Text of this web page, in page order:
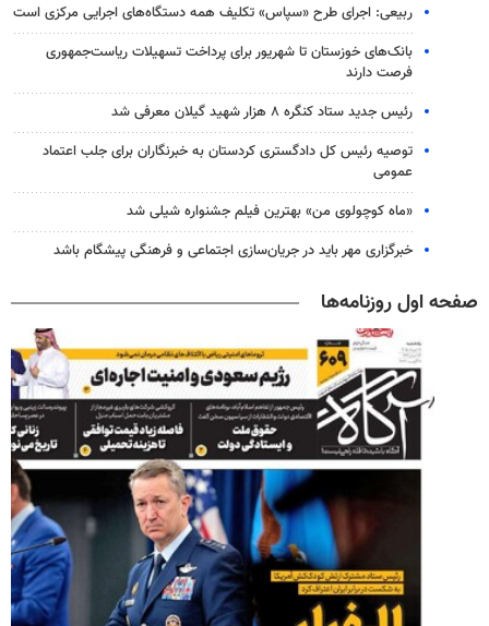
ربیعی: اجرای طرح «سپاس» تکلیف همه دستگاه‌های اجرایی مرکزی است
بانک‌های خوزستان تا شهریور برای پرداخت تسهیلات ریاست‌جمهوری
فرصت دارند
رئیس جدید ستاد کنگره ۸ هزار شهید گیلان معرفی شد
توصیه رئیس کل دادگستری کردستان به خبرنگاران برای جلب اعتماد
عمومی
«ماه کوچولوی من» بهترین فیلم جشنواره شیلی شد
خبرگزاری مهر باید در جریان‌سازی اجتماعی و فرهنگی پیشگام باشد
صفحه اول روزنامه‌ها